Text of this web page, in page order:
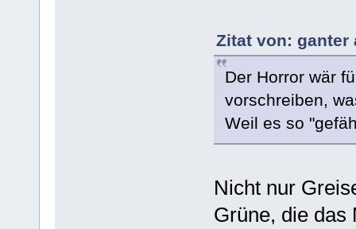
Zitat von: ganter
Der Horror wär
vorschreiben,
Weil es so
Nicht nur
Grüne, die das